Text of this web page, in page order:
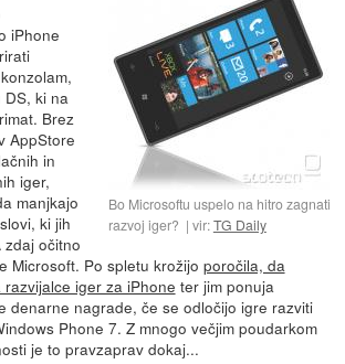
Bo Microsoftu uspelo na hitro zagnati
razvoj iger?
vir:TG Daily
iPhone
ki na
Brez
AppStore
in
iger,
manjkajo
ki jih
zdaj očitno
Microsoft. Po spletu krožijo poročila, da
iger za iPhone ter jim ponuja
denarne nagrade, če se odločijo igre razviti
Phone 7. Z mnogo večjim poudarkom
je to pravzaprav dokaj...